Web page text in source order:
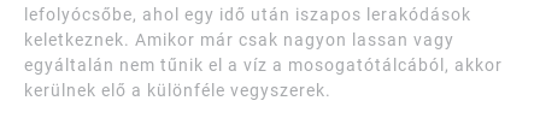
lefolyócsőbe, ahol egy idő után iszapos lerakódások
keletkeznek. Amikor már csak nagyon lassan vagy
egyáltalán nem tűnik el a víz a mosogatótálcából, akkor
kerülnek elő a különféle vegyszerek.